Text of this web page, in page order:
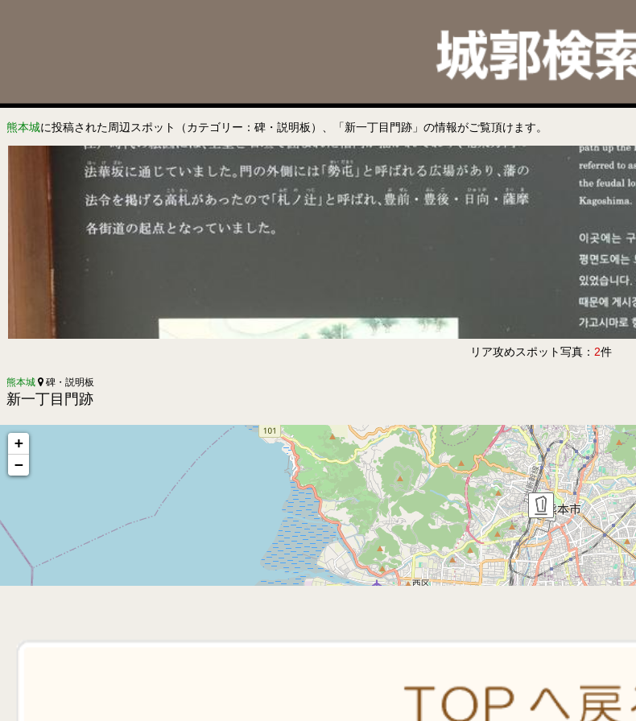
熊本城に投稿された周辺スポット（カテゴリー：碑・説明板）、「新一丁目門跡」の情報がご覧頂けます。
リア攻めスポット写真： 2件
熊本城 碑・説明板
新一丁目門跡
+
−